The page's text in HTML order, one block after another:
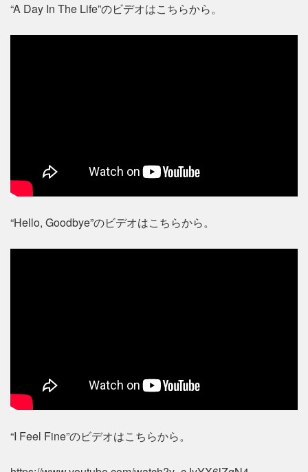
“A Day In The Life”のビデオはこちらから。
“Hello, Goodbye”のビデオはこちらから。
“I Feel Fine”のビデオはこちらから。